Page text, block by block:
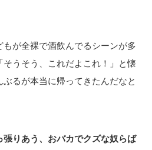
が全裸で酒飲んでるシーンが多
うそう、これだよこれ！」と懐
るが本当に帰ってきたんだなと
りあう、おバカでクズな奴らば